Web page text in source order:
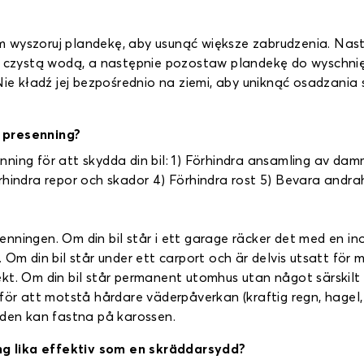
wyszoruj plandekę, aby usunąć większe zabrudzenia.
czystą wodą, a następnie pozostaw plandekę do
kładź jej bezpośrednio na ziemi, aby uniknąć
för att skydda din bil: 1) Förhindra ansamling av
repor och skador 4) Förhindra rost 5) Bevara
Om din bil står i ett garage räcker det med en
din bil står under ett carport och är delvis utsatt för
Om din bil står permanent utomhus utan något särskilt
att motstå hårdare väderpåverkan (kraftig regn,
kan fastna på karossen.
lika effektiv som en skräddarsydd?